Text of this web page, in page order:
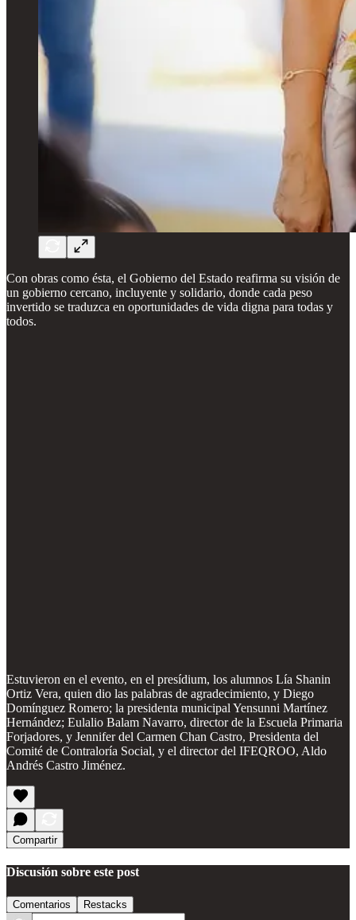
Con obras como ésta, el Gobierno del Estado reafirma su visión de
un gobierno cercano, incluyente y solidario, donde cada peso
invertido se traduzca en oportunidades de vida digna para todas y
todos.
Estuvieron en el evento, en el presídium, los alumnos Lía Shanin
Ortiz Vera, quien dio las palabras de agradecimiento, y Diego
Domínguez Romero; la presidenta municipal Yensunni Martínez
Hernández; Eulalio Balam Navarro, director de la Escuela Primaria
Forjadores, y Jennifer del Carmen Chan Castro, Presidenta del
Comité de Contraloría Social, y el director del IFEQROO, Aldo
Andrés Castro Jiménez.
Compartir
Discusión sobre este post
Comentarios Restacks